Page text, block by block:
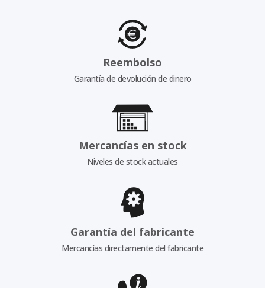
Reembolso
Garantía de devolución de dinero
Mercancías en stock
Niveles de stock actuales
Garantía del fabricante
Mercancías directamente del fabricante